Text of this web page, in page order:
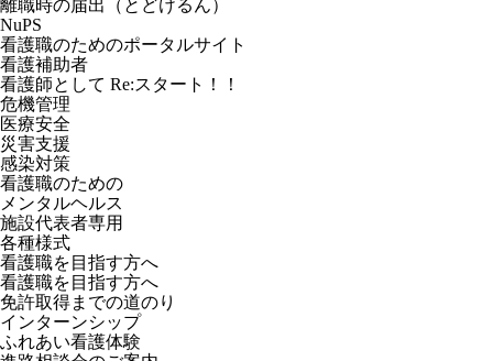
離職時の届出（とどけるん）
NuPS
看護職のためのポータルサイト
看護補助者
看護師として Re:スタート！！
危機管理
医療安全
災害支援
感染対策
看護職のための
メンタルヘルス
施設代表者専用
各種様式
看護職を目指す方へ
看護職を目指す方へ
免許取得までの道のり
インターンシップ
ふれあい看護体験